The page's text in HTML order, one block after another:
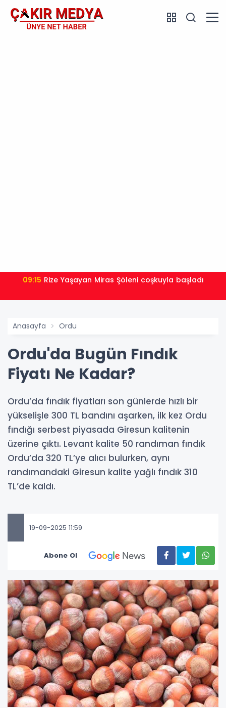
09:15 Rize Yaşayan Miras Şöleni coşkuyla başladı
Anasayfa Ordu
Ordu'da Bugün Fındık
Fiyatı Ne Kadar?
Ordu’da fındık fiyatları son günlerde hızlı bir
yükselişle 300 TL bandını aşarken, ilk kez Ordu
fındığı serbest piyasada Giresun kalitenin
üzerine çıktı. Levant kalite 50 randıman fındık
Ordu’da 320 TL’ye alıcı bulurken, aynı
randımandaki Giresun kalite yağlı fındık 310
TL’de kaldı.
19-09-2025 11:59
Abone Ol